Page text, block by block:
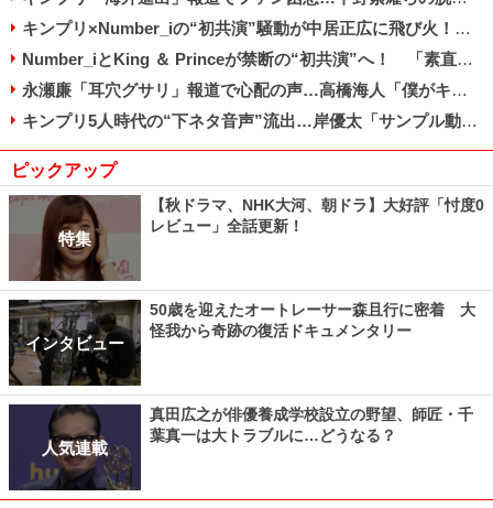
キンプリ×Number_iの“初共演”騒動が中居正広に飛び火！ 放送前から苦言続出のワケ
Number_iとKing ＆ Princeが禁断の“初共演”へ！ 「素直に嬉しい」「複雑」とファン賛否
永瀬廉「耳穴グサリ」報道で心配の声…高橋海人「僕がキンプリ守る」宣言で見えた成長
キンプリ5人時代の“下ネタ音声”流出…岸優太「サンプル動画で十分」で好感度上昇!?
ピックアップ
特集
【秋ドラマ、NHK大河、朝ドラ】大好評「忖度0
レビュー」全話更新！
インタビュー
50歳を迎えたオートレーサー森且行に密着 大
怪我から奇跡の復活ドキュメンタリー
人気連載
真田広之が俳優養成学校設立の野望、師匠・千
葉真一は大トラブルに…どうなる？